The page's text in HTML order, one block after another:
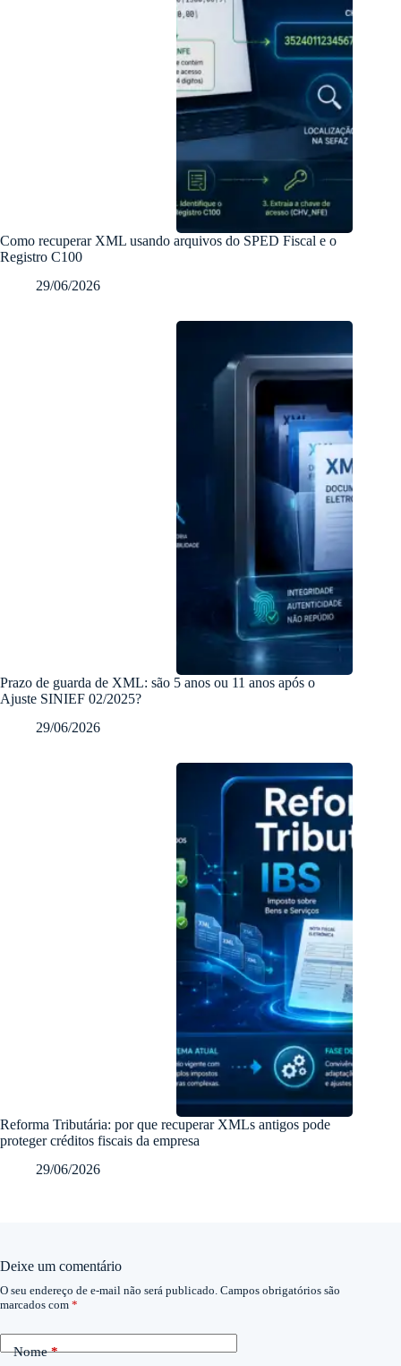
Como recuperar XML usando arquivos do SPED Fiscal e o
Registro C100
29/06/2026
Prazo de guarda de XML: são 5 anos ou 11 anos após o
Ajuste SINIEF 02/2025?
29/06/2026
Reforma Tributária: por que recuperar XMLs antigos pode
proteger créditos fiscais da empresa
29/06/2026
Deixe um comentário
O seu endereço de e-mail não será publicado. Campos obrigatórios são
marcados com *
Nome*